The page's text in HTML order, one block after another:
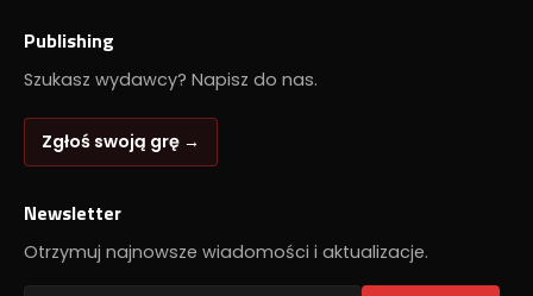
Publishing
Szukasz wydawcy? Napisz do nas.
Zgłoś swoją grę →
Newsletter
Otrzymuj najnowsze wiadomości i aktualizacje.